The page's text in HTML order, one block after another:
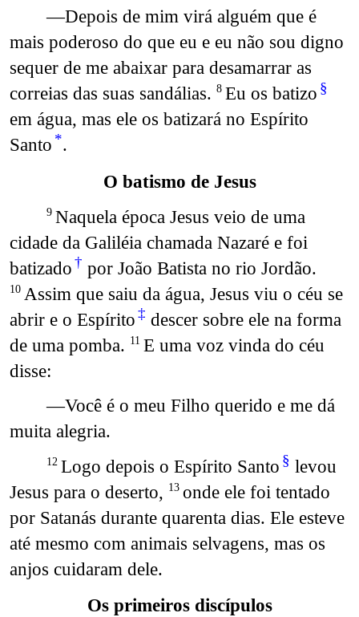
—Depois de mim virá alguém que é
mais poderoso do que eu e eu não sou digno
sequer de me abaixar para desamarrar as
correias das suas sandálias. 8 Eu os batizo §
em água, mas ele os batizará no Espírito
Santo *.
O batismo de Jesus
9 Naquela época Jesus veio de uma
cidade da Galiléia chamada Nazaré e foi
batizado† por João Batista no rio Jordão.
10 Assim que saiu da água, Jesus viu o céu se
abrir e o Espírito‡ descer sobre ele na forma
de uma pomba. 11 E uma voz vinda do céu
disse:
—Você é o meu Filho querido e me dá
muita alegria.
12 Logo depois o Espírito Santo § levou
Jesus para o deserto, 13 onde ele foi tentado
por Satanás durante quarenta dias. Ele esteve
até mesmo com animais selvagens, mas os
anjos cuidaram dele.
Os primeiros discípulos